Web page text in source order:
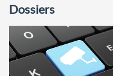
Dossiers